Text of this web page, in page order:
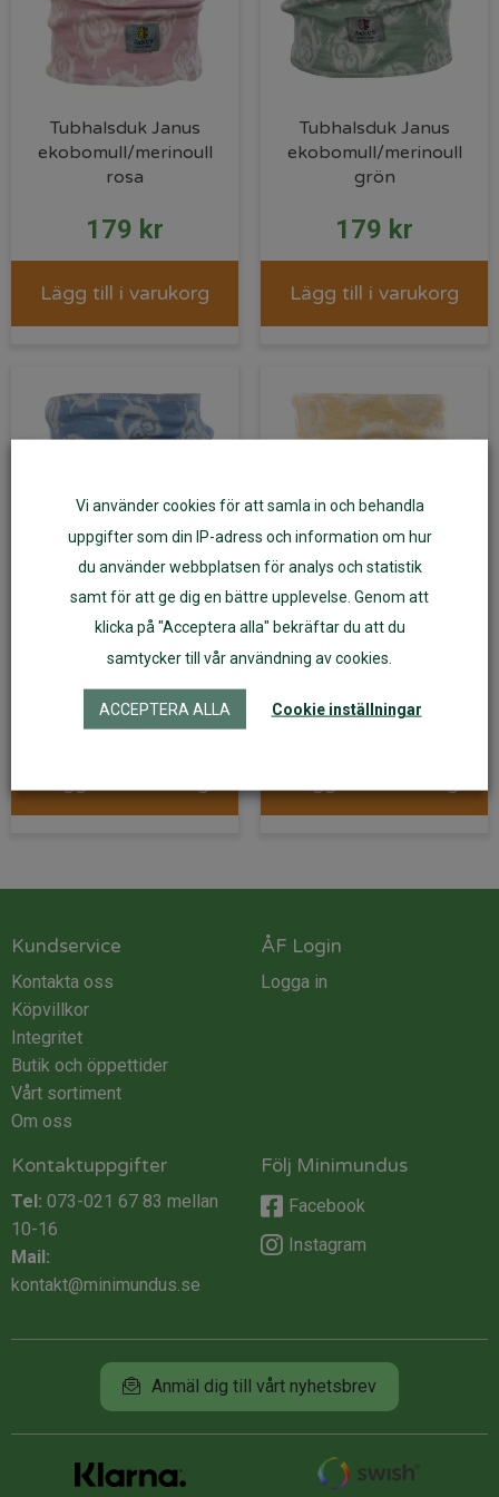
Tubhalsduk Janus
ekobomull/merinoull
rosa
179 kr
Lägg till i varukorg
Tubhalsduk Janus
ekobomull/merinoull
grön
179 kr
Lägg till i varukorg
Tubhalsduk Janus
ekobomull/merinoull
ljusblå
179kr
Tubhalsduk Janus
gul
179kr
Kundservice
Kontakta oss
Köpvillkor
Integritet
Butik och öppettider
Vårt sortiment
Om oss
ÅF Login
Logga in
Kontaktuppgifter
Tel: 073-021 67 83 mellan
10-16
Mail:
kontakt@minimundus.se
Följ Minimundus
Facebook
Instagram
Anmäl dig till vårt nyhetsbrev
Vi använder cookies för att samla in och behandla
uppgifter som din IP-adress och information om hur
du använder webbplatsen för analys och statistik
samt för att ge dig en bättre upplevelse. Genom att
klicka på "Acceptera alla" bekräftar du att du
samtycker till vår användning av cookies.
ACCEPTERA ALLA Cookie inställningar